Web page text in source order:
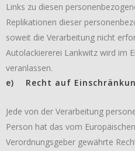
Links zu diesen
Replikationen dieser
soweit die Verarbeitung nicht
Autolackiererei Lankwitz wird im
veranlassen.
e) Recht auf
Jede von der Verarbeitung
Person hat das vom
Verordnungsgeber gewährte